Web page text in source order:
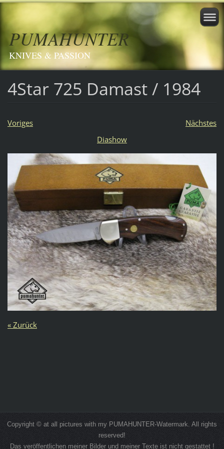
PUMAHUNTER
KNIVES & PASSION
4Star 725 Damast / 1984
Voriges
Nächstes
Diashow
« Zurück
Copyright © at all pictures with my PUMAHUNTER-Watermark. All rights
reserved!
Das veröffentlichen meiner Bilder und meiner Texte ist nicht gestattet !